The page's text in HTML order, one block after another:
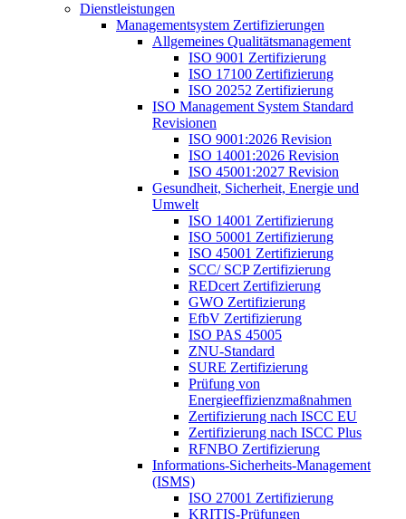
Dienstleistungen
Managementsystem Zertifizierungen
Allgemeines Qualitätsmanagement
ISO 9001 Zertifizierung
ISO 17100 Zertifizierung
ISO 20252 Zertifizierung
ISO Management System Standard
Revisionen
ISO 9001:2026 Revision
ISO 14001:2026 Revision
ISO 45001:2027 Revision
Gesundheit, Sicherheit, Energie und
Umwelt
ISO 14001 Zertifizierung
ISO 50001 Zertifizierung
ISO 45001 Zertifizierung
SCC/ SCP Zertifizierung
REDcert Zertifizierung
GWO Zertifizierung
EfbV Zertifizierung
ISO PAS 45005
ZNU-Standard
SURE Zertifizierung
Prüfung von
Energieeffizienzmaßnahmen
Zertifizierung nach ISCC EU
Zertifizierung nach ISCC Plus
RFNBO Zertifizierung
Informations-Sicherheits-Management
(ISMS)
ISO 27001 Zertifizierung
KRITIS-Prüfungen